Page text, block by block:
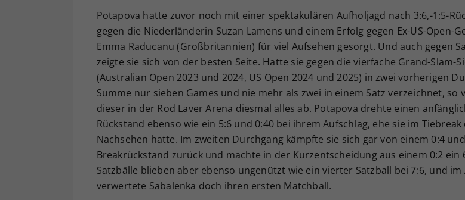
Potapova hatte zuvor noch mit einer spektakulären Aufholjagd nach 3:6,-1:5-
gegen die Niederländerin Suzan Lamens und einem Erfolg gegen Ex-US-Open-
Emma Raducanu (Großbritannien) für viel Aufsehen gesorgt. Und auch gegen
zeigte sie sich von der besten Seite. Hatte sie gegen die vierfache Grand-Slam-
(Australian Open 2023 und 2024, US Open 2024 und 2025) in zwei vorherigen
Summe nur sieben Games und nie mehr als zwei in einem Satz verzeichnet, so
dieser in der Rod Laver Arena diesmal alles ab. Potapova drehte einen
Rückstand ebenso wie ein 5:6 und 0:40 bei ihrem Aufschlag, ehe sie im Tiebreak
Nachsehen hatte. Im zweiten Durchgang kämpfte sie sich gar von einem 0:4
Breakrückstand zurück und machte in der Kurzentscheidung aus einem 0:2 ein
Satzbälle blieben aber ebenso ungenützt wie ein vierter Satzball bei 7:6, und im
verwertete Sabalenka doch ihren ersten Matchball.